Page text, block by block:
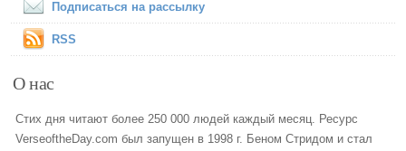
Подписаться на рассылку
RSS
О нас
Стих дня читают более 250 000 людей каждый месяц. Ресурс
VerseoftheDay.com был запущен в 1998 г. Беном Стридом и стал